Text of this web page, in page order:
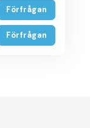
Förfrågan
Förfrågan